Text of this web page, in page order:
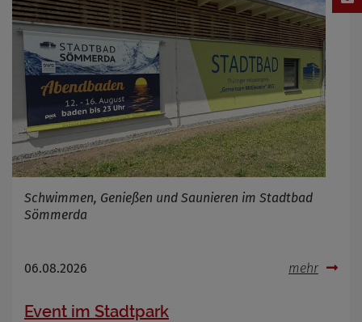
Schwimmen, Genießen und Saunieren im Stadtbad
Sömmerda
06.08.2026 mehr
Event im Stadtpark